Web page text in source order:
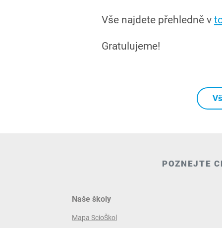
Vše najdete přehledně v
Gratulujeme!
POZNEJTE
Naše školy
Mapa ScioŠkol